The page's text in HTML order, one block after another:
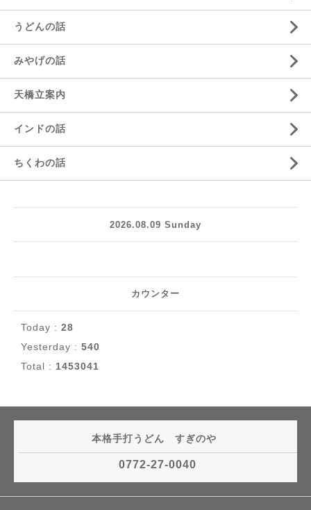
うどんの話
みやげの話
天橋立案内
インドの話
ちくわの話
2026.08.09 Sunday
カウンター
Today : 28
Yesterday : 540
Total : 1453041
本格手打うどん すぎのや
0772-27-0040